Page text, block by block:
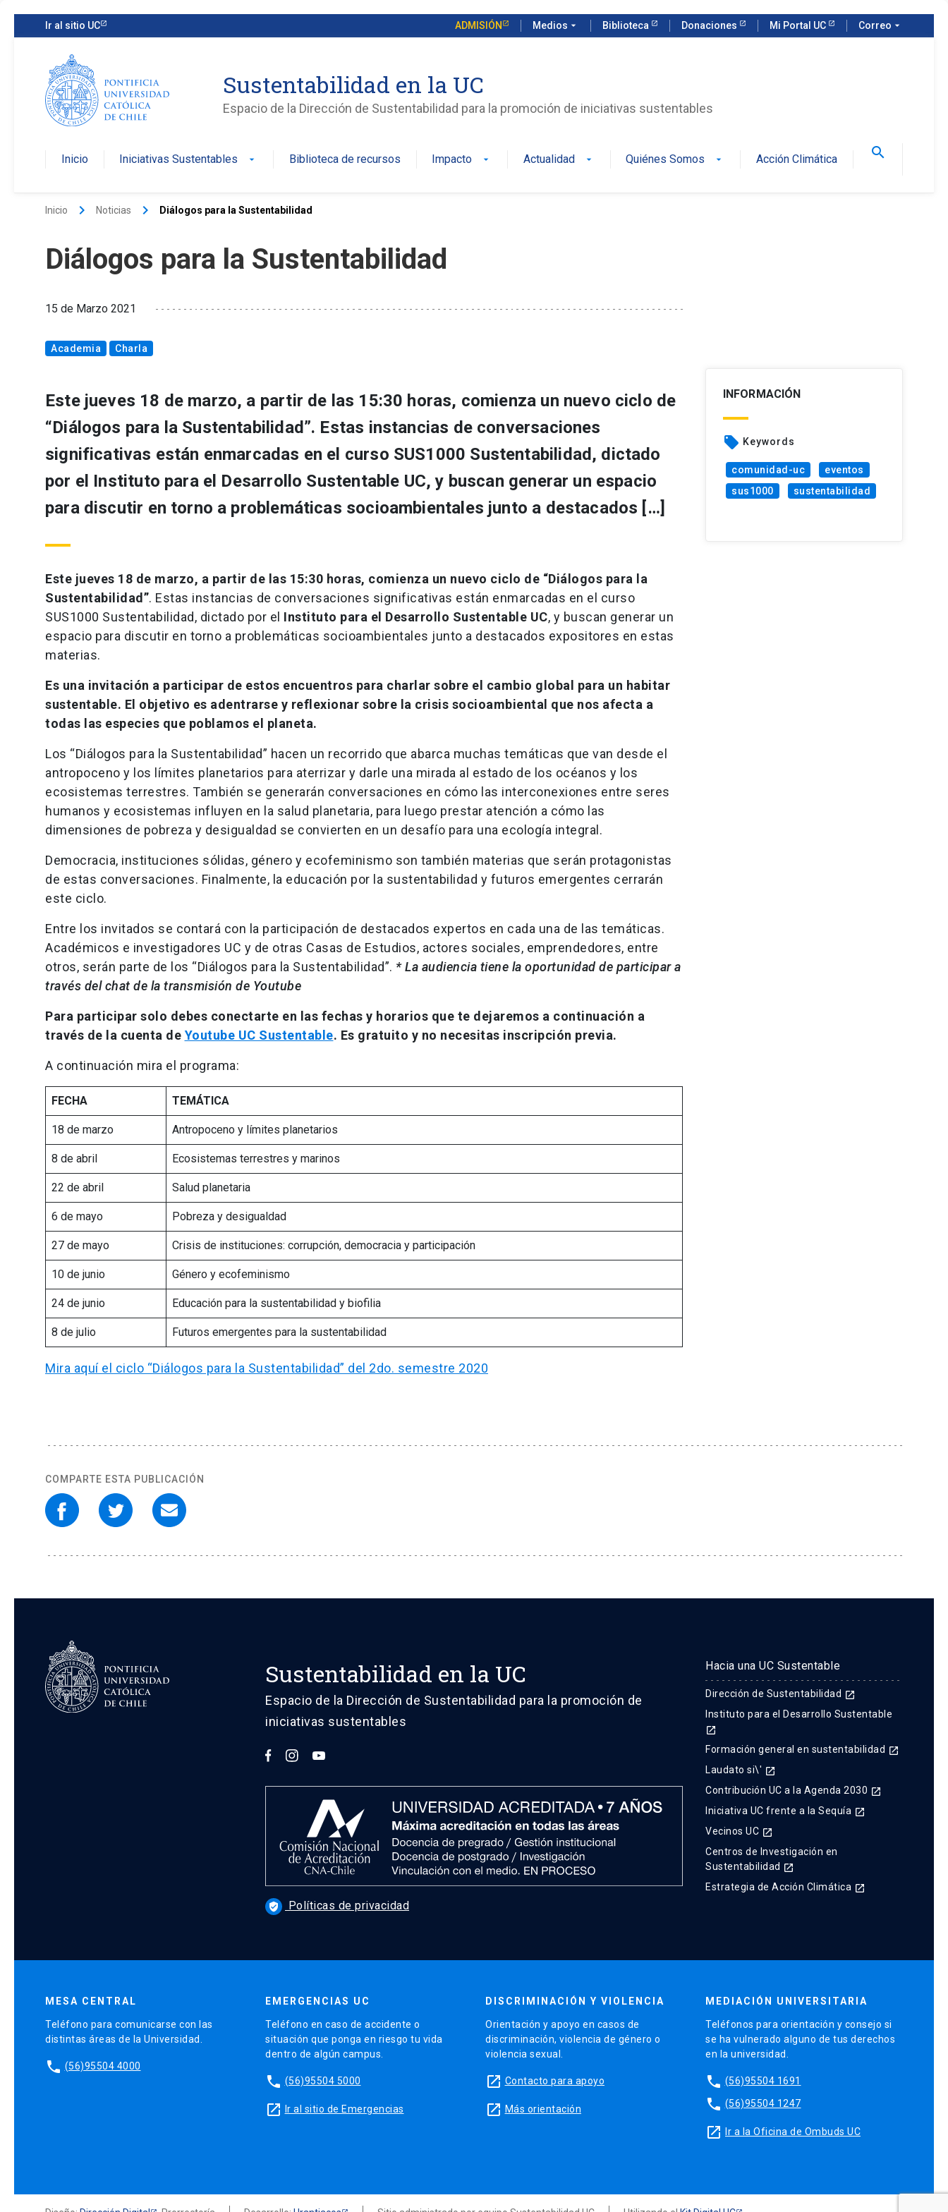
Ir al sitio UC ADMISIÓN Medios arrow_drop_down Biblioteca Donaciones Mi Portal UC Correo arrow_drop_down
Sustentabilidad en la UC
Espacio de la Dirección de Sustentabilidad para la promoción de iniciativas sustentables
Inicio Iniciativas Sustentables arrow_drop_down Biblioteca de recursos Impacto arrow_drop_down Actualidad arrow_drop_down Quiénes Somos arrow_drop_down Acción Climática search
Inicio keyboard_arrow_right Noticias keyboard_arrow_right Diálogos para la Sustentabilidad
Diálogos para la Sustentabilidad
15 de Marzo 2021
Academia Charla
Este jueves 18 de marzo, a partir de las 15:30 horas, comienza un nuevo ciclo de
“Diálogos para la Sustentabilidad”. Estas instancias de conversaciones
significativas están enmarcadas en el curso SUS1000 Sustentabilidad, dictado
por el Instituto para el Desarrollo Sustentable UC, y buscan generar un espacio
para discutir en torno a problemáticas socioambientales junto a destacados […]
Este jueves 18 de marzo, a partir de las 15:30 horas, comienza un nuevo ciclo de “Diálogos para la
Sustentabilidad”. Estas instancias de conversaciones significativas están enmarcadas en el curso
SUS1000 Sustentabilidad, dictado por el Instituto para el Desarrollo Sustentable UC, y buscan generar un
espacio para discutir en torno a problemáticas socioambientales junto a destacados expositores en estas
materias.
Es una invitación a participar de estos encuentros para charlar sobre el cambio global para un habitar
sustentable. El objetivo es adentrarse y reflexionar sobre la crisis socioambiental que nos afecta a
todas las especies que poblamos el planeta.
Los “Diálogos para la Sustentabilidad” hacen un recorrido que abarca muchas temáticas que van desde el
antropoceno y los límites planetarios para aterrizar y darle una mirada al estado de los océanos y los
ecosistemas terrestres. También se generarán conversaciones en cómo las interconexiones entre seres
humanos y ecosistemas influyen en la salud planetaria, para luego prestar atención a cómo las
dimensiones de pobreza y desigualdad se convierten en un desafío para una ecología integral.
Democracia, instituciones sólidas, género y ecofeminismo son también materias que serán protagonistas
de estas conversaciones. Finalmente, la educación por la sustentabilidad y futuros emergentes cerrarán
este ciclo.
Entre los invitados se contará con la participación de destacados expertos en cada una de las temáticas.
Académicos e investigadores UC y de otras Casas de Estudios, actores sociales, emprendedores, entre
otros, serán parte de los “Diálogos para la Sustentabilidad”. * La audiencia tiene la oportunidad de participar a
través del chat de la transmisión de Youtube
Para participar solo debes conectarte en las fechas y horarios que te dejaremos a continuación a
través de la cuenta de Youtube UC Sustentable. Es gratuito y no necesitas inscripción previa.
A continuación mira el programa:
FECHA TEMÁTICA
18 de marzo Antropoceno y límites planetarios
8 de abril Ecosistemas terrestres y marinos
22 de abril Salud planetaria
6 de mayo Pobreza y desigualdad
27 de mayo Crisis de instituciones: corrupción, democracia y participación
10 de junio Género y ecofeminismo
24 de junio Educación para la sustentabilidad y biofilia
8 de julio Futuros emergentes para la sustentabilidad
Mira aquí el ciclo “Diálogos para la Sustentabilidad” del 2do. semestre 2020
INFORMACIÓN
local_offer Keywords
comunidad-uc
eventos
sus1000
sustentabilidad
COMPARTE ESTA PUBLICACIÓN
Sustentabilidad en la UC
Espacio de la Dirección de Sustentabilidad para la promoción de
iniciativas sustentables
verified_user Políticas de privacidad
Hacia una UC Sustentable
Dirección de Sustentabilidad launch
Instituto para el Desarrollo Sustentable
launch
Formación general en sustentabilidad launch
Laudato si\' launch
Contribución UC a la Agenda 2030 launch
Iniciativa UC frente a la Sequía launch
Vecinos UC launch
Centros de Investigación en
Sustentabilidad launch
Estrategia de Acción Climática launch
MESA CENTRAL
Teléfono para comunicarse con las
distintas áreas de la Universidad.
phone (56)95504 4000
EMERGENCIAS UC
Teléfono en caso de accidente o
situación que ponga en riesgo tu vida
dentro de algún campus.
phone (56)95504 5000
launch Ir al sitio de Emergencias
DISCRIMINACIÓN Y VIOLENCIA
Orientación y apoyo en casos de
discriminación, violencia de género o
violencia sexual.
launch Contacto para apoyo
launch Más orientación
MEDIACIÓN UNIVERSITARIA
Teléfonos para orientación y consejo si
se ha vulnerado alguno de tus derechos
en la universidad.
phone (56)95504 1691
phone (56)95504 1247
launch Ir a la Oficina de Ombuds UC